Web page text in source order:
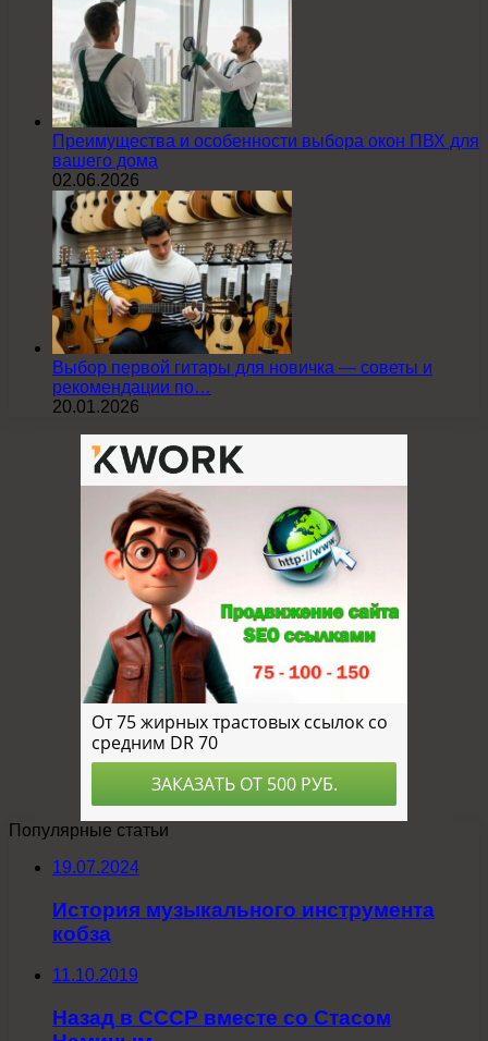
Преимущества и особенности выбора окон ПВХ для
вашего дома
02.06.2026
Выбор первой гитары для новичка — советы и
рекомендации по…
20.01.2026
Популярные статьи
19.07.2024
История музыкального инструмента
кобза
11.10.2019
Назад в СССР вместе со Стасом